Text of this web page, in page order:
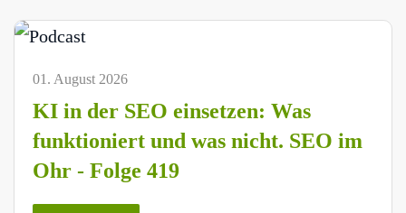
01. August 2026
KI in der SEO einsetzen: Was
funktioniert und was nicht. SEO im
Ohr - Folge 419